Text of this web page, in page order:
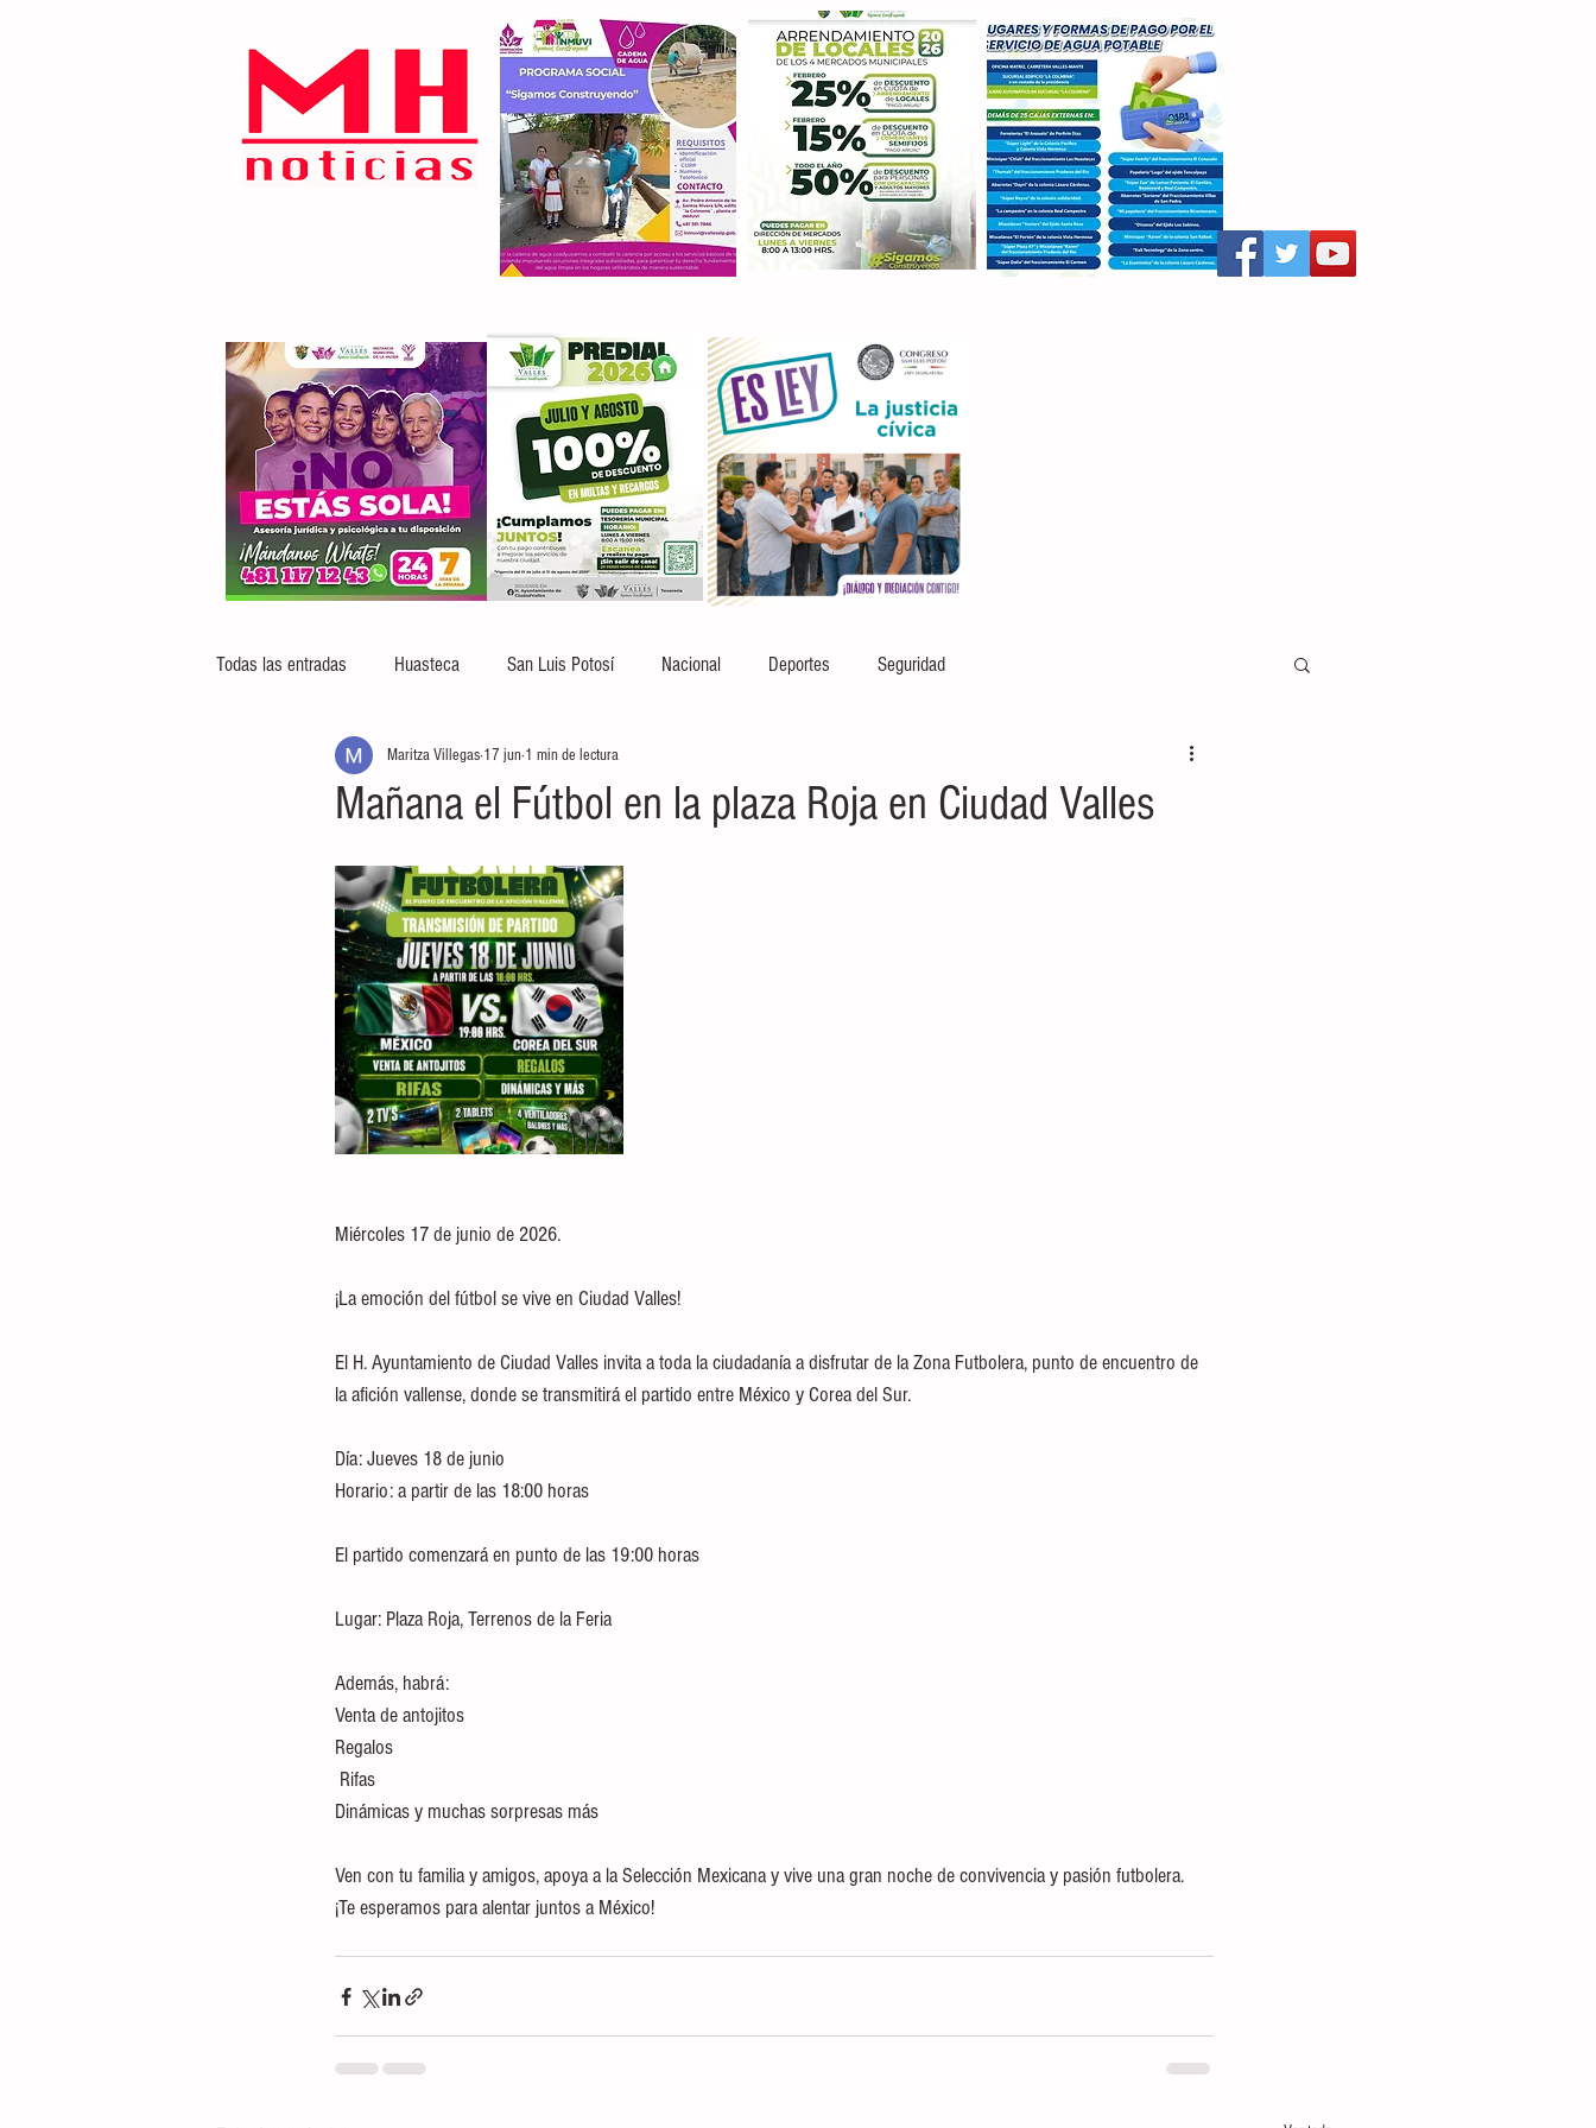
Todas las entradas Huasteca San Luis Potosí Nacional Deportes Seguridad
Mañana el Fútbol en la plaza Roja en Ciudad Valles
Maritza Villegas 17 jun 1 min de lectura
Miércoles 17 de junio de 2026.
¡La emoción del fútbol se vive en Ciudad Valles!
El H. Ayuntamiento de Ciudad Valles invita a toda la ciudadanía a disfrutar de la Zona Futbolera, punto de encuentro de
la afición vallense, donde se transmitirá el partido entre México y Corea del Sur.
Día: Jueves 18 de junio
Horario: a partir de las 18:00 horas
El partido comenzará en punto de las 19:00 horas
Lugar: Plaza Roja, Terrenos de la Feria
Además, habrá:
Venta de antojitos
Regalos
Rifas
Dinámicas y muchas sorpresas más
Ven con tu familia y amigos, apoya a la Selección Mexicana y vive una gran noche de convivencia y pasión futbolera.
¡Te esperamos para alentar juntos a México!